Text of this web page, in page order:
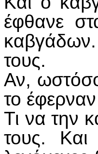
έφθανε
τους.
Αν,
το
Τι να την
τους.